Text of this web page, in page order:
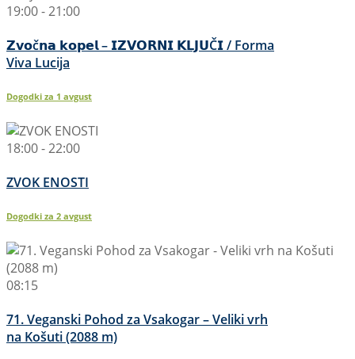
19:00 - 21:00
𝗭𝘃𝗼č𝗻𝗮 𝗸𝗼𝗽𝗲𝗹 – 𝗜𝗭𝗩𝗢𝗥𝗡𝗜 𝗞𝗟𝗝𝗨Č𝗜 / Forma
Viva Lucija
Dogodki za 1 avgust
18:00 - 22:00
ZVOK ENOSTI
Dogodki za 2 avgust
08:15
71. Veganski Pohod za Vsakogar – Veliki vrh
na Košuti (2088 m)